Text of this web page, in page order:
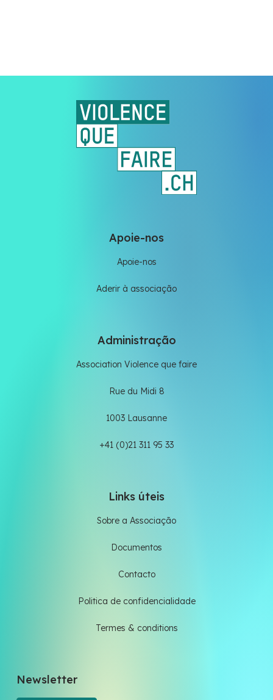
Apoie-nos
Apoie-nos
Aderir à associação
Administração
Association Violence que faire
Rue du Midi 8
1003 Lausanne
+41 (0)21 311 95 33
Links úteis
Sobre a Associação
Documentos
Contacto
Politica de confidencialidade
Termes & conditions
Newsletter